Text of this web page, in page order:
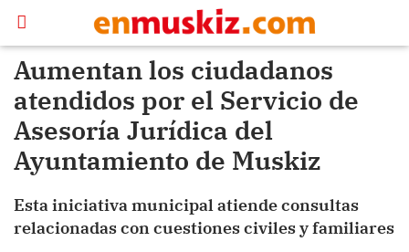
Aumentan los ciudadanos
atendidos por el Servicio de
Asesoría Jurídica del
Ayuntamiento de Muskiz
Esta iniciativa municipal atiende consultas
relacionadas con cuestiones civiles y familiares